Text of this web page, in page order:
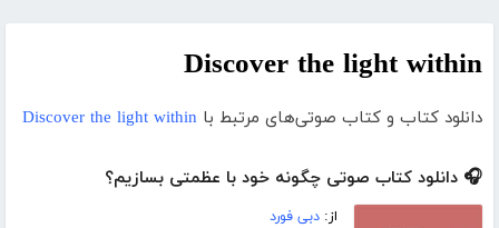
Discover the light within
دانلود کتاب و کتاب صوتی‌های مرتبط با Discover the light within
🎧 دانلود کتاب صوتی چگونه خود با عظمتی بسازیم؟
از:دبی فورد